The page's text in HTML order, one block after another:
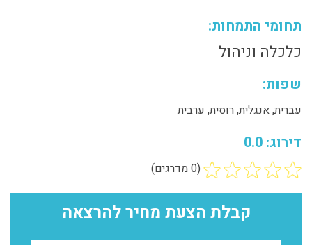
תחומי התמחות:
כלכלה וניהול
שפות:
עברית, אנגלית, רוסית, ערבית
דירוג: 0.0
(0 מדרגים)
קבלת הצעת מחיר להרצאה